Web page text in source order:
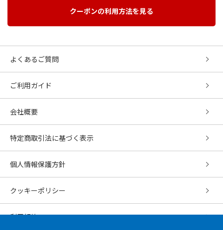
クーポンの利用方法を見る
よくあるご質問
ご利用ガイド
会社概要
特定商取引法に基づく表示
個人情報保護方針
クッキーポリシー
利用規約